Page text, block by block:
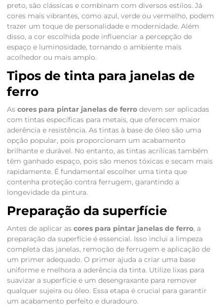
preto, são clássicas e combinam com diversos estilos. Já
cores mais vibrantes, como azul, verde ou vermelho, podem
trazer um toque de personalidade e modernidade. Além
disso, a cor escolhida pode influenciar a percepção de
espaço e luminosidade, tornando o ambiente mais
acolhedor ou mais amplo.
Tipos de tinta para janelas de
ferro
As cores para pintar janelas de ferrodevem ser aplicadas
com tintas específicas para metais, que oferecem maior
aderência e resistência. As tintas à base de óleo são uma
opção popular, pois proporcionam um acabamento
brilhante e durável. No entanto, as tintas acrílicas também
têm ganhado espaço, pois são menos tóxicas e secam mais
rapidamente. É fundamental escolher uma tinta que
contenha proteção contra ferrugem, garantindo a
longevidade da pintura.
Preparação da superfície
Antes de aplicar as cores para pintar janelas de ferro, a
preparação da superfície é essencial. Isso inclui a limpeza
completa das janelas, remoção de ferrugem e aplicação de
um primer adequado. O primer ajuda a criar uma base
uniforme e melhora a aderência da tinta. Utilize lixas para
suavizar a superfície e um desengraxante para remover
qualquer sujeira ou óleo. Essa etapa é crucial para garantir
um acabamento perfeito e duradouro.